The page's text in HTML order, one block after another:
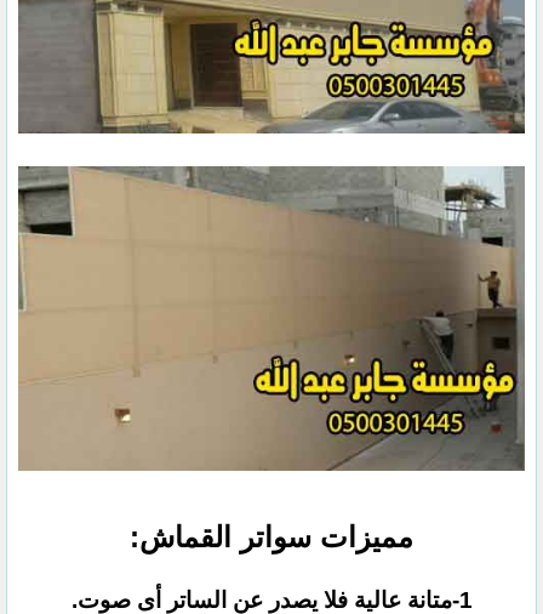
مميزات سواتر القماش:
1-متانة عالية فلا يصدر عن الساتر أى صوت.